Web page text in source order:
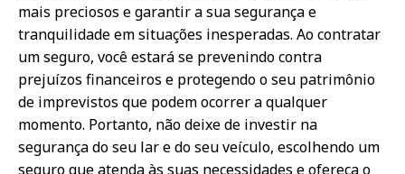
mais preciosos e garantir a sua segurança e
tranquilidade em situações inesperadas. Ao contratar
um seguro, você estará se prevenindo contra
prejuízos financeiros e protegendo o seu patrimônio
de imprevistos que podem ocorrer a qualquer
momento. Portanto, não deixe de investir na
segurança do seu lar e do seu veículo, escolhendo um
seguro que atenda às suas necessidades e ofereça o